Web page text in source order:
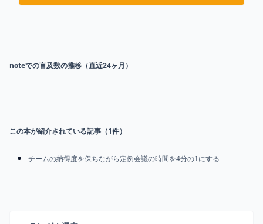
noteでの言及数の推移（直近24ヶ月）
この本が紹介されている記事（1件）
チームの納得度を保ちながら定例会議の時間を4分の1にする